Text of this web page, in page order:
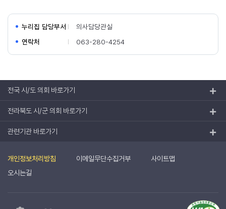
누리집 담당부서
의사담당관실
연락처
063-280-4254
전국 시/도 의회 바로가기
전라북도 시/군 의회 바로가기
관련기관 바로가기
개인정보처리방침 이메일무단수집거부
사이트맵
오시는길